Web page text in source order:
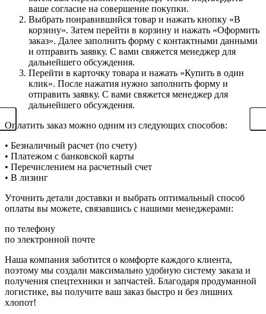
ваше согласие на совершение покупки.
Выбрать понравившийся товар и нажать кнопку «В
корзину». Затем перейти в корзину и нажать «Оформить
заказ». Далее заполнить форму с контактными данными
и отправить заявку. С вами свяжется менеджер для
дальнейшего обсуждения.
Перейти в карточку товара и нажать «Купить в один
клик». После нажатия нужно заполнить форму и
отправить заявку. С вами свяжется менеджер для
дальнейшего обсуждения.
Оплатить заказ можно одним из следующих способов:
• Безналичный расчет (по счету)
• Платежом с банковской карты
• Перечислением на расчетный счет
• В лизинг
Уточнить детали доставки и выбрать оптимальный способ
оплаты вы можете, связавшись с нашими менеджерами:
по телефону
по электронной почте
Наша компания заботится о комфорте каждого клиента,
поэтому мы создали максимально удобную систему заказа и
получения спецтехники и запчастей. Благодаря продуманной
логистике, вы получите ваш заказ быстро и без лишних
хлопот!